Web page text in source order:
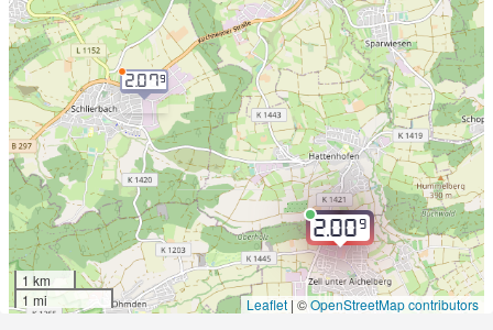
2.009
2.079
1 km
1 mi
Leaflet | ©OpenStreetMap contributors